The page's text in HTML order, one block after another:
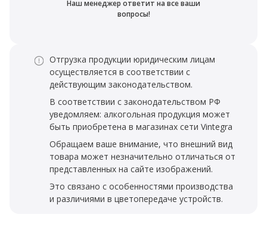
Наш менеджер ответит на все ваши
вопросы!
Отгрузка продукции юридическим лицам
осуществляется в соответствии с
действующим законодательством.
В соответствии с законодательством РФ
уведомляем: алкогольная продукция может
быть приобретена в магазинах сети Vintegra
Обращаем ваше внимание, что внешний вид
товара может незначительно отличаться от
представленных на сайте изображений.
Это связано с особенностями производства
и различиями в цветопередаче устройств.